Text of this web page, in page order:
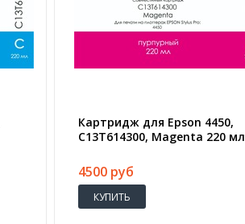
Картридж для Epson 4450,
C13T614300, Magenta 220 мл
4500 руб
КУПИТЬ